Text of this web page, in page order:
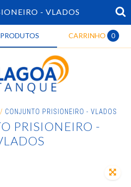
- VLADOS
PRODUTOS CARRINHO 0
/ CONJUNTO PRISIONEIRO - VLADOS
PRISIONEIRO -